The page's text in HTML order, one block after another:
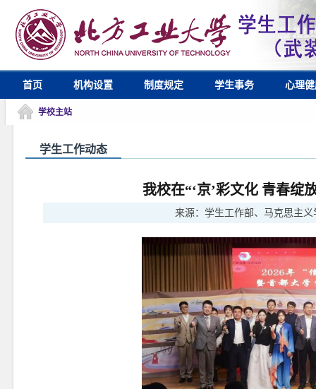
首页 机构设置 制度规定 学生事务 心理
学校主站
学生工作动态
我校在“‘京’彩文化 青春绽
来源： 学生工作部、马克思主